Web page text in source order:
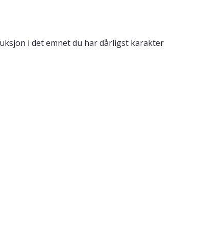
i det emnet du har dårligst karakter